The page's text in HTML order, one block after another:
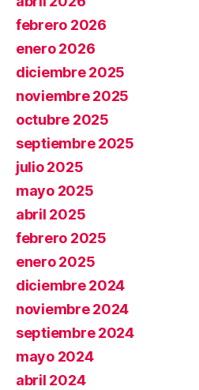
febrero 2026
enero 2026
diciembre 2025
noviembre 2025
octubre 2025
septiembre 2025
julio 2025
mayo 2025
abril 2025
febrero 2025
enero 2025
diciembre 2024
noviembre 2024
septiembre 2024
mayo 2024
abril 2024